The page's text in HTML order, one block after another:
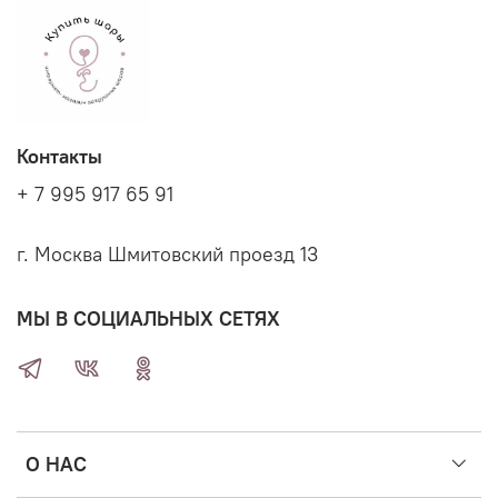
О НАС
Контакты
+ 7 995 917 65 91
г. Москва Шмитовский проезд 13
МЫ В СОЦИАЛЬНЫХ СЕТЯХ